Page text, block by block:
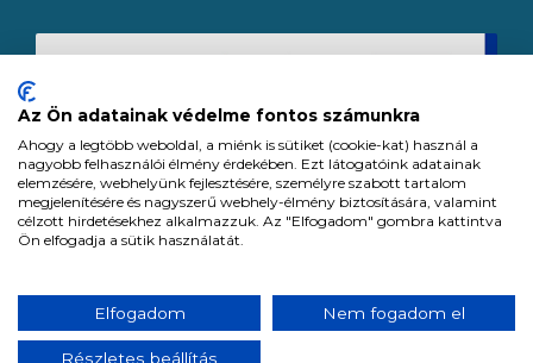
Minden jog fenntartva. All rights reserved.
Tervezte és készítette:
Az Ön adatainak védelme fontos számunkra
Ahogy a legtöbb weboldal, a miénk is sütiket (cookie-kat) használ a
nagyobb felhasználói élmény érdekében. Ezt látogatóink adatainak
elemzésére, webhelyünk fejlesztésére, személyre szabott tartalom
megjelenítésére és nagyszerű webhely-élmény biztosítására, valamint
célzott hirdetésekhez alkalmazzuk. Az "Elfogadom" gombra kattintva
Ön elfogadja a sütik használatát.
Elfogadom Nem fogadom el
Részletes beállítás